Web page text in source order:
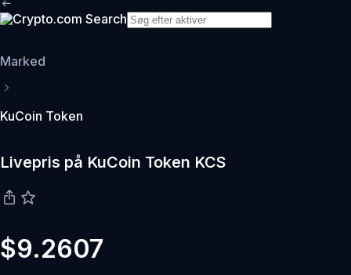
Marked
KuCoin Token
Livepris på KuCoin Token KCS
$9.2607